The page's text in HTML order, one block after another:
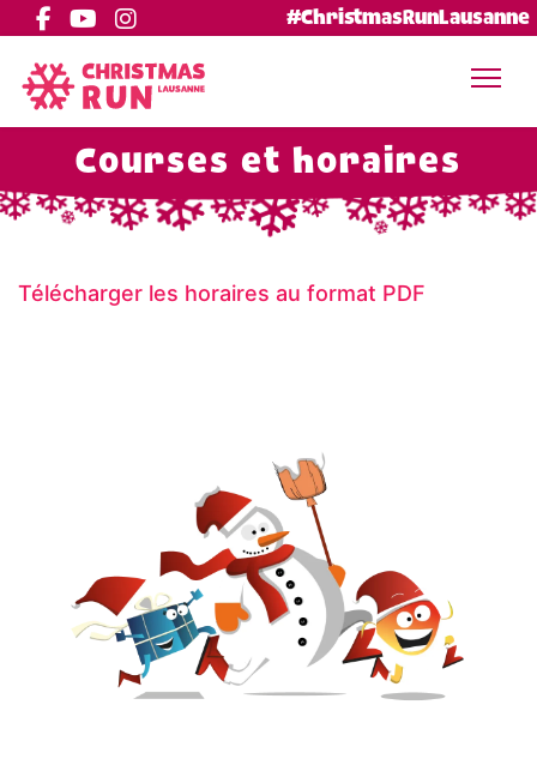
#ChristmasRunLausanne
Courses et horaires
Télécharger les horaires au format PDF